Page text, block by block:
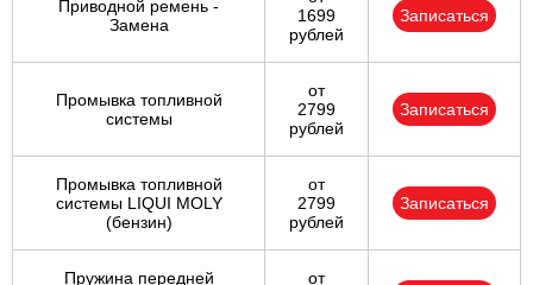
Приводной ремень -
Замена
1699
рублей
Записаться
Промывка топливной
системы
от
2799
рублей
Записаться
Промывка топливной
системы LIQUI MOLY
(бензин)
от
2799
рублей
Записаться
Пружина передней
от